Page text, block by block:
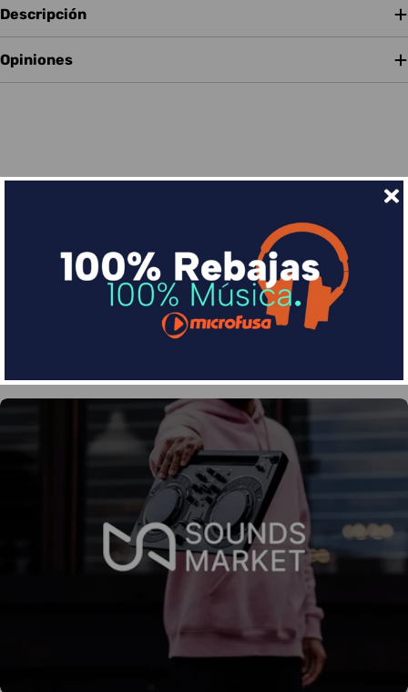
Descripción
Opiniones
Financia tus compras con Sequra
Divide en 3 sin coste o hasta en 18 meses por una
pequeña cuota al mes con Sequra
Más info